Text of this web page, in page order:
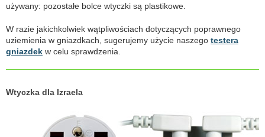
używany: pozostałe bolce wtyczki są plastikowe.
W razie jakichkolwiek wątpliwościach dotyczących poprawnego
uziemienia w gniazdkach, sugerujemy użycie naszego testera
gniazdek w celu sprawdzenia.
Wtyczka dla Izraela